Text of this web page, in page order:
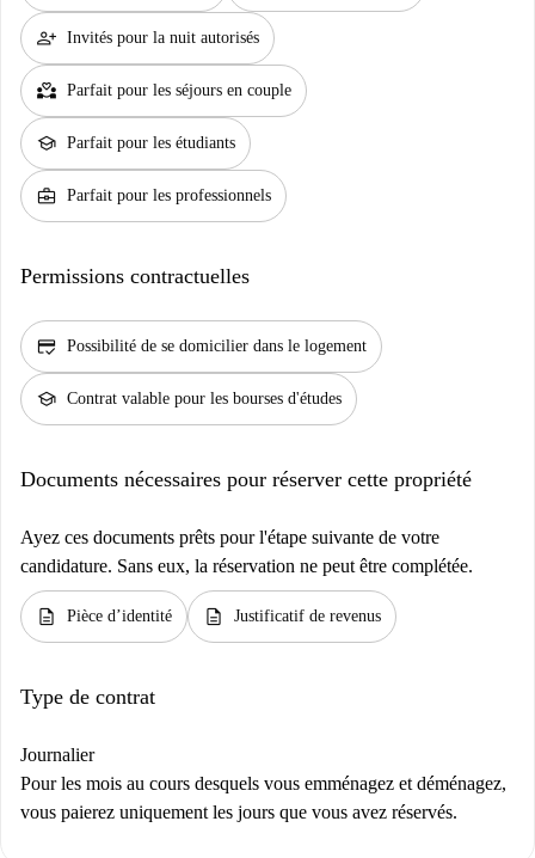
person_add Invités pour la nuit autorisés
partner_heart Parfait pour les séjours en couple
school Parfait pour les étudiants
business_center Parfait pour les professionnels
Permissions contractuelles
credit_score Possibilité de se domicilier dans le logement
school Contrat valable pour les bourses d'études
Documents nécessaires pour réserver cette propriété
Ayez ces documents prêts pour l'étape suivante de votre
candidature. Sans eux, la réservation ne peut être complétée.
description Pièce d’identité description Justificatif de revenus
Type de contrat
Journalier
Pour les mois au cours desquels vous emménagez et déménagez,
vous paierez uniquement les jours que vous avez réservés.